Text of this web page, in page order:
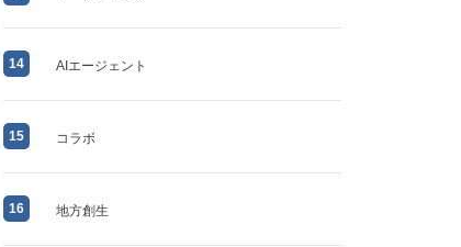
14 AIエージェント
15 コラボ
16 地方創生